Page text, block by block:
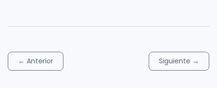
← Anterior Siguiente →